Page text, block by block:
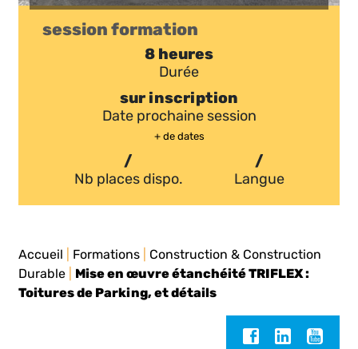
session formation
8 heures
Durée
sur inscription
Date prochaine session
+ de dates
/
Nb places dispo.
/
Langue
Accueil Formations
Construction & Construction
Durable
Mise en œuvre étanchéité TRIFLEX :
Toitures de Parking, et détails